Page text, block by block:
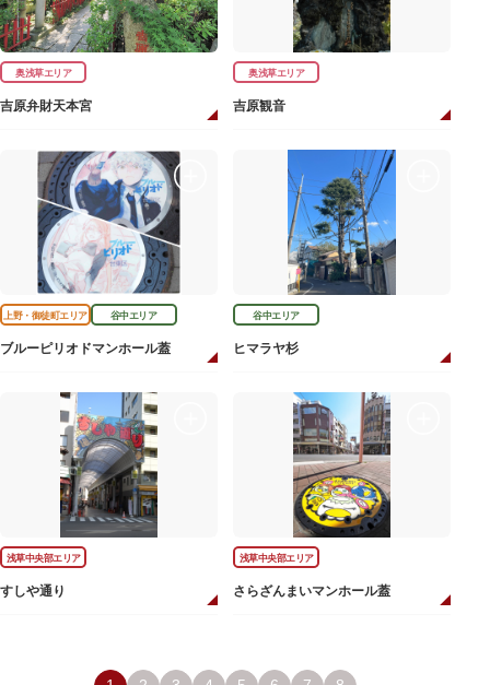
奥浅草エリア
吉原弁財天本宮
奥浅草エリア
吉原観音
上野・御徒町エリア 谷中エリア
ブルーピリオドマンホール蓋
谷中エリア
ヒマラヤ杉
浅草中央部エリア
すしや通り
浅草中央部エリア
さらざんまいマンホール蓋